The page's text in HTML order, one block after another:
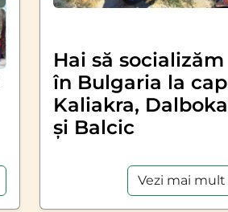
Hai să socializăm
în Bulgaria la cap
Kaliakra, Dalboka
și Balcic
Vezi mai mult